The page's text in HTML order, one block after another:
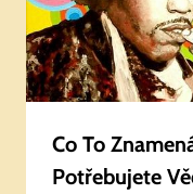
Co To
Potřebujete